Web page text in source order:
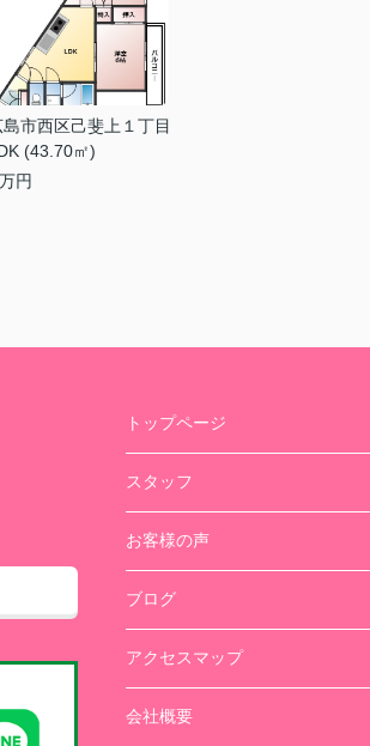
島市西区己斐上１丁目
(43.70㎡)
万円
トップページ
スタッフ
お客様の声
ブログ
アクセスマップ
会社概要